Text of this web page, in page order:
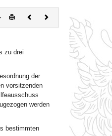
Download
DruckenVorherigesNächstes
Dokument
zu drei
der
vorsitzenden
werden
bestimmten